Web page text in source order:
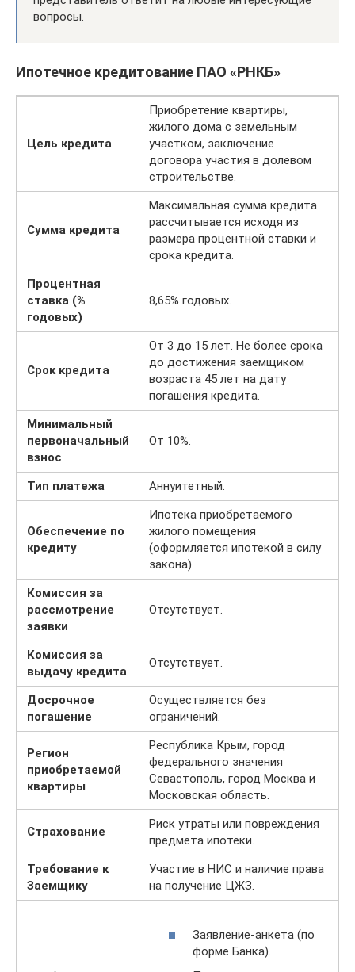
вопросы.
Ипотечное кредитование ПАО «РНКБ»
Цель кредита
Приобретение квартиры,
жилого дома с земельным
участком, заключение
договора участия в долевом
строительстве.
Сумма кредита
Максимальная сумма кредита
рассчитывается исходя из
размера процентной ставки и
срока кредита.
Процентная
ставка (%
годовых)
8,65% годовых.
Срок кредита
От 3 до 15 лет. Не более срока
до достижения заемщиком
возраста 45 лет на дату
погашения кредита.
Минимальный
первоначальный
взнос
От 10%.
Тип платежа Аннуитетный.
Обеспечение по
кредиту
Ипотека приобретаемого
жилого помещения
(оформляется ипотекой в силу
закона).
Комиссия за
рассмотрение
заявки
Отсутствует.
Комиссия за
выдачу кредита
Отсутствует.
Досрочное
погашение
Осуществляется без
ограничений.
Регион
приобретаемой
квартиры
Республика Крым, город
федерального значения
Севастополь, город Москва и
Московская область.
Страхование
Риск утраты или повреждения
предмета ипотеки.
Требование к
Заемщику
Участие в НИС и наличие права
на получение ЦЖЗ.
Заявление-анкета (по
форме Банка).